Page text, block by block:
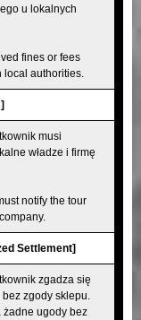
u lokalnych
fines or fees
authorities.
musi
władze i firmę
notify the tour
Settlement]
zgadza się
zgody sklepu.
ugody bez